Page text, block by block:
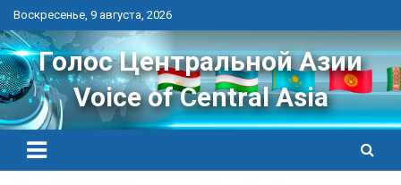
Перейти
к
контенту
Воскресенье, 9 августа, 2026
Голос Центральной Азии
Voice of Central Asia